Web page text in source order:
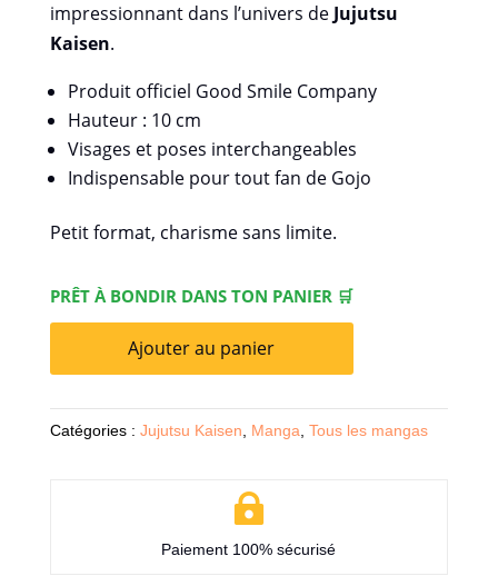
impressionnant dans l’univers de Jujutsu
Kaisen.
Produit officiel Good Smile Company
Hauteur : 10 cm
Visages et poses interchangeables
Indispensable pour tout fan de Gojo
Petit format, charisme sans limite.
PRÊT À BONDIR DANS TON PANIER 🛒
Ajouter au panier
Catégories : Jujutsu Kaisen, Manga, Tous les mangas

Paiement 100% sécurisé